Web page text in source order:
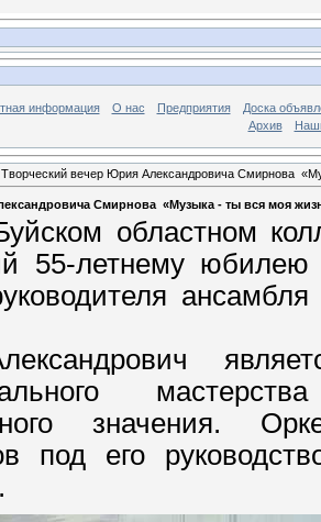
информация О нас Предприятия
Доска
Архив
вечер Юрия Александровича Смирнова
Смирнова «Музыка - ты вся моя
областном
55-летнему юбилею
значения.
под его